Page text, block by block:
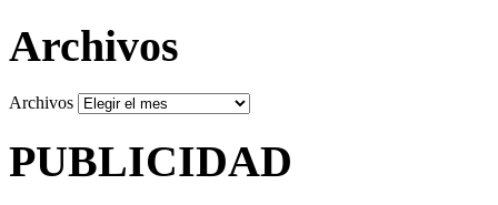
Archivos
Archivos
PUBLICIDAD